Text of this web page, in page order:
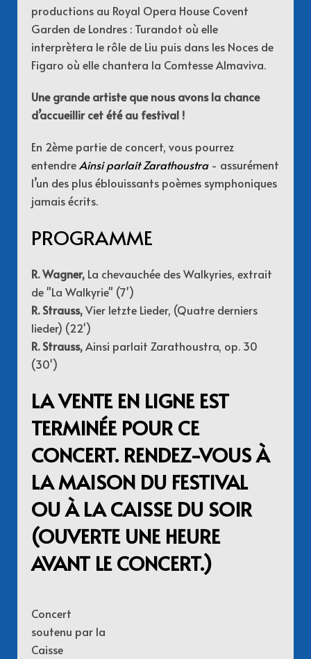
productions au Royal Opera House Covent
Garden de Londres : Turandot où elle
interprètera le rôle de Liu puis dans les Noces de
Figaro où elle chantera la Comtesse Almaviva.
Une grande artiste que nous avons la chance
d’accueillir cet été au festival !
En 2ème partie de concert, vous pourrez
entendreAinsi parlait Zarathoustra- assurément
l’un des plus éblouissants poèmes symphoniques
jamais écrits.
PROGRAMME
R. Wagner, La chevauchée des Walkyries, extrait
de "La Walkyrie" (7')
R. Strauss,Vier letzte Lieder, (Quatre derniers
lieder) (22')
R. Strauss,Ainsi parlait Zarathoustra, op. 30
(30')
LA VENTE EN LIGNE EST
TERMINÉE POUR CE
CONCERT. RENDEZ-VOUS À
LA MAISON DU FESTIVAL
OU À LA CAISSE DU SOIR
(OUVERTE UNE HEURE
AVANT LE CONCERT.)
Concert
soutenu par la
Caisse